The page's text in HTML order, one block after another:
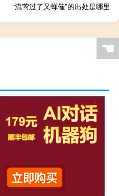
“流莺过了又蝉催”的出处是哪里
☚